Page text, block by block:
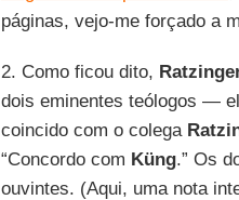
páginas, vejo-me forçado a
2. Como ficou dito,
dois eminentes teólogos —
coincido com o colega
“Concordo com Küng.” Os
ouvintes. (Aqui, uma nota